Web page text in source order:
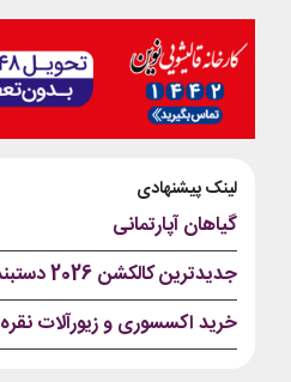
لینک پیشنهادی
گیاهان آپارتمانی
جدیدترین کالکشن 2026 دستبند نقره پاندورا
خرید اکسسوری و زیورآلات نقره